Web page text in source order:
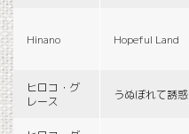
Hinano Hopeful Land
ヒロコ・グ
レース
うぬぼれて誘惑